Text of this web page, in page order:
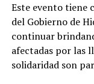
Este evento tiene
del Gobierno de
continuar
afectadas por las
solidaridad son